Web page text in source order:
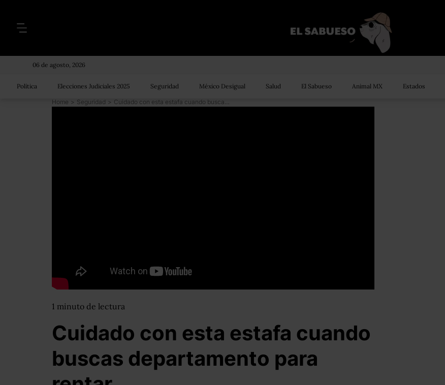
06 de agosto, 2026
Política Elecciones Judiciales 2025 Seguridad México Desigual Salud El Sabueso Animal MX Estados
Home > Seguridad > Cuidado con esta estafa cuando buscas departamento para rentar
1 minuto de lectura
Cuidado con esta estafa cuando
buscas departamento para